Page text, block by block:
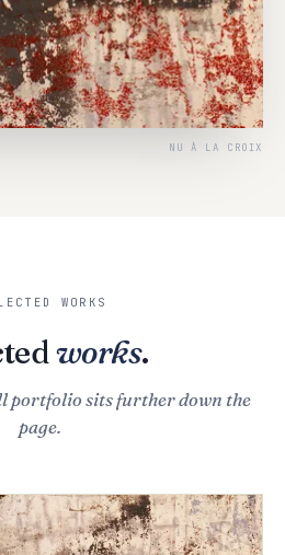
NU À LA CROIX
WORKS
works.
portfolio sits further down the
page.